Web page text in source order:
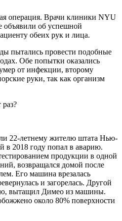
операция. Врачи клиники NYU
об успешной
обеих рук и лица.
пытались провести подобные
Обе попытки оказались
от инфекции, второму
руки, так как организм
22-летнему жителю штата Нью-
2018 году попал в аварию.
продукции в одной
возвращался домой после
Его машина врезалась
и загорелась. Другой
вытащил Димео из машины.
около 80% поверхности